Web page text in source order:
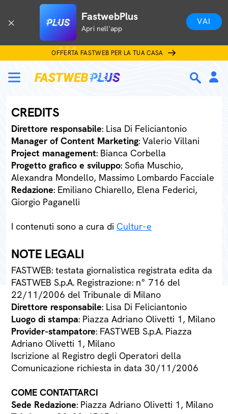
FastwebPlus
Apri nell'app
VAI
OFFERTA FASTWEB PER LA TUA CASA
CREDITS
Direttore responsabile: Lisa Di Feliciantonio
Manager of Content Marketing: Valerio Villani
Project management: Bianca Corbella
Progetto grafico e sviluppo: Sofia Muschio,
Alexandra Mondello, Massimo Lombardo Facciale
Redazione: Emiliano Chiarello, Elena Federici,
Giorgio Paganelli
I contenuti sono a cura di Cultur-e
NOTE LEGALI
FASTWEB: testata giornalistica registrata edita da
FASTWEB S.p.A. Registrazione: n° 716 del
22/11/2006 del Tribunale di Milano
Direttore responsabile: Lisa Di Feliciantonio
Luogo di stampa: Piazza Adriano Olivetti 1, Milano
Provider-stampatore: FASTWEB S.p.A. Piazza
Adriano Olivetti 1, Milano
Iscrizione al Registro degli Operatori della
Comunicazione richiesta in data 30/11/2006
COME CONTATTARCI
Sede Redazione: Piazza Adriano Olivetti 1, Milano